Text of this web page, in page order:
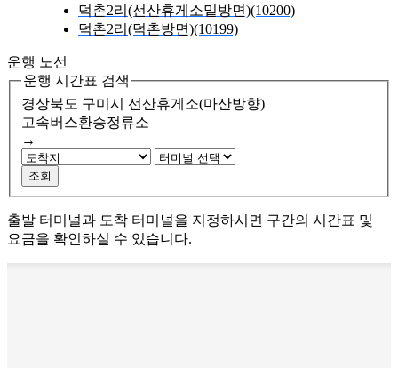
덕촌2리(선산휴게소밑방면)(10200)
덕촌2리(덕촌방면)(10199)
운행 노선
운행 시간표 검색
경상북도 구미시
선산휴게소(마산방향)
고속버스환승정류소
→
조회
출발 터미널과 도착 터미널을 지정하시면 구간의 시간표 및
요금을 확인하실 수 있습니다.